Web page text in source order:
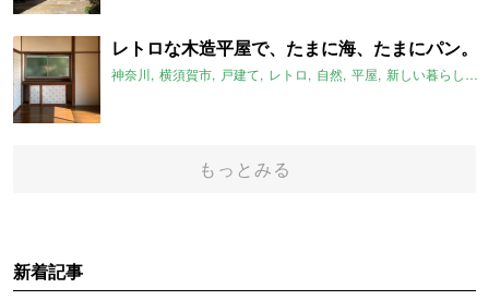
レトロな木造平屋で、たまに海、たまにパン。
神奈川 横須賀市 戸建て レトロ 自然 平屋 新しい暮らし発見不動産
もっとみる
新着記事